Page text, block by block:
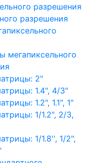
разрешения
разрешения
мегапиксельного
2"
1.4", 4/3"
1.2", 1.1", 1"
1/1.2", 2/3,
1/1.8'', 1/2",